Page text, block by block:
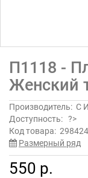
П1118 -
Женский
Производитель: С
Доступность: ?>
Код товара: 298424
Размерный ряд
550 р.